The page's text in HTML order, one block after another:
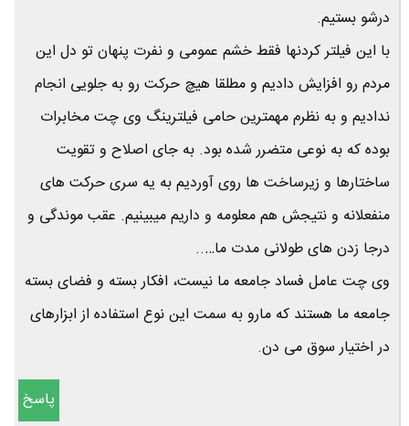
درشو بستیم.
با این فیلتر کردنها فقط خشم عمومی و نفرت پنهان تو دل این
مردم رو افزایش دادیم و مطلقا هیچ حرکت رو به جلویی انجام
ندادیم و به نظرم مهمترین حامی فیلترینگ وی چت مخابرات
بوده که به نوعی متضرر شده بود. به جای اصلاح و تقویت
ساختارها و زیرساخت ها روی آوردیم به یه سری حرکت های
منفعلانه و نتیجش هم معلومه و داریم میبینیم. عقب موندگی و
درجا زدن های طولانی مدت ما…..
وی چت عامل فساد جامعه ما نیست، افکار بسته و فضای بسته
جامعه ما هستند که مارو به سمت این نوع استفاده از ابزارهای
در اختیار سوق می دن.
پاسخ